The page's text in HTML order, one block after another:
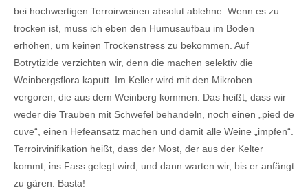
bei hochwertigen Terroirweinen absolut ablehne. Wenn es zu
trocken ist, muss ich eben den Humusaufbau im Boden
erhöhen, um keinen Trockenstress zu bekommen. Auf
Botrytizide verzichten wir, denn die machen selektiv die
Weinbergsflora kaputt. Im Keller wird mit den Mikroben
vergoren, die aus dem Weinberg kommen. Das heißt, dass wir
weder die Trauben mit Schwefel behandeln, noch einen „pied de
cuve“, einen Hefeansatz machen und damit alle Weine „impfen“.
Terroirvinifikation heißt, dass der Most, der aus der Kelter
kommt, ins Fass gelegt wird, und dann warten wir, bis er anfängt
zu gären. Basta!